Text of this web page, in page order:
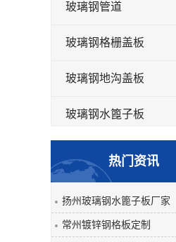
玻璃钢管道
玻璃钢格栅盖板
玻璃钢地沟盖板
玻璃钢水篦子板
玻璃钢平板
玻璃钢盖板
热门资讯
扬州玻璃钢水篦子板厂家
常州镀锌钢格板定制